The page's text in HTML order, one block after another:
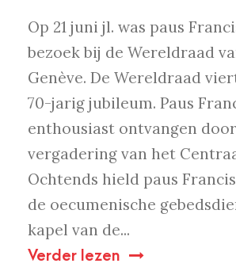
Op 21 juni jl. was paus
bezoek bij de Wereldraad
Genève. De Wereldraad
70-jarig jubileum. Paus
enthousiast ontvangen
vergadering van het
Ochtends hield paus
de oecumenische
kapel van de...
Verder lezen